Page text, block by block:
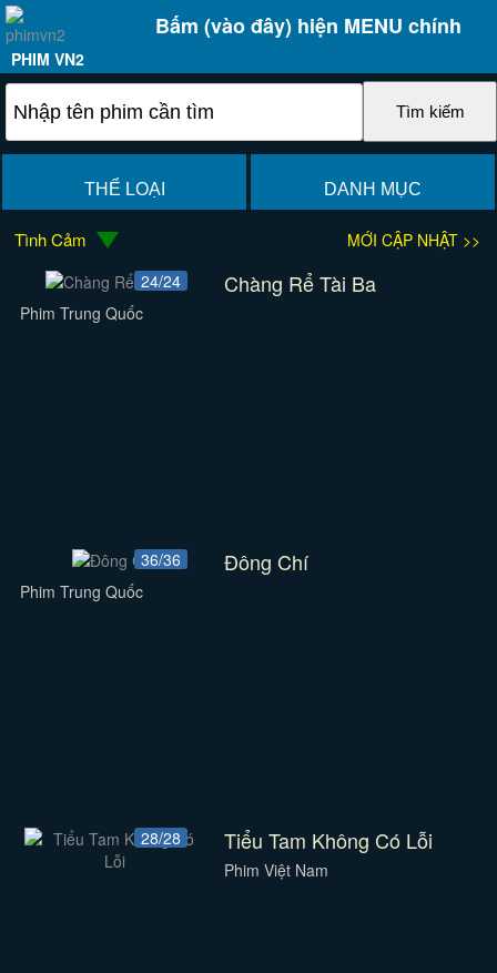
Bấm (vào đây) hiện MENU chính
PHIM VN2
THỂ LOẠI DANH MỤC
Tình Cảm
MỚI CẬP NHẬT >>
24/24
Chàng Rể Tài Ba
Phim Trung Quốc
36/36 Đông Chí
Phim Trung Quốc
28/28 Tiểu Tam Không Có Lỗi
Phim Việt Nam